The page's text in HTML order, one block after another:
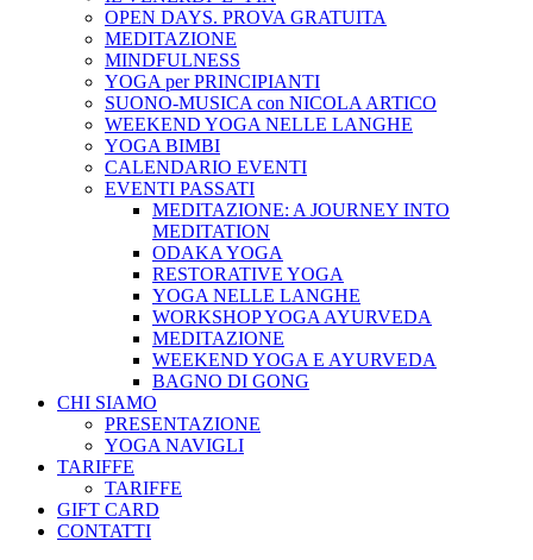
OPEN DAYS. PROVA GRATUITA
MEDITAZIONE
MINDFULNESS
YOGA per PRINCIPIANTI
SUONO-MUSICA con NICOLA ARTICO
WEEKEND YOGA NELLE LANGHE
YOGA BIMBI
CALENDARIO EVENTI
EVENTI PASSATI
MEDITAZIONE: A JOURNEY INTO
MEDITATION
ODAKA YOGA
RESTORATIVE YOGA
YOGA NELLE LANGHE
WORKSHOP YOGA AYURVEDA
MEDITAZIONE
WEEKEND YOGA E AYURVEDA
BAGNO DI GONG
CHI SIAMO
PRESENTAZIONE
YOGA NAVIGLI
TARIFFE
TARIFFE
GIFT CARD
CONTATTI